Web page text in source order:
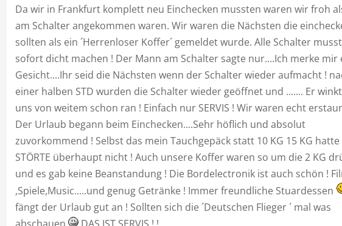
Da wir in Frankfurt komplett neu Einchecken mussten waren wir froh
am Schalter angekommen waren. Wir waren die Nächsten die
sollten als ein ´Herrenloser Koffer´ gemeldet wurde. Alle Schalter
sofort dicht machen ! Der Mann am Schalter sagte nur....Ich merke mir
Gesicht....Ihr seid die Nächsten wenn der Schalter wieder aufmacht !
einer halben STD wurden die Schalter wieder geöffnet und ....... Er
uns von weitem schon ran ! Einfach nur SERVIS ! Wir waren echt
Der Urlaub begann beim Einchecken....Sehr höflich und absolut
zuvorkommend ! Selbst das mein Tauchgepäck statt 10 KG 15 KG hatte
STÖRTE überhaupt nicht ! Auch unsere Koffer waren so um die 2 KG
und es gab keine Beanstandung ! Die Bordelectronik ist auch schön !
,Spiele,Music.....und genug Getränke ! Immer freundliche Stuardessen
fängt der Urlaub gut an ! Sollten sich die ´Deutschen Flieger ´ mal was